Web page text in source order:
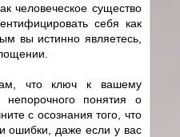
человеческое существо
себя как
вы истинно являетесь,
что ключ к вашему
понятия о
с осознания того, что
ошибки, даже если у вас